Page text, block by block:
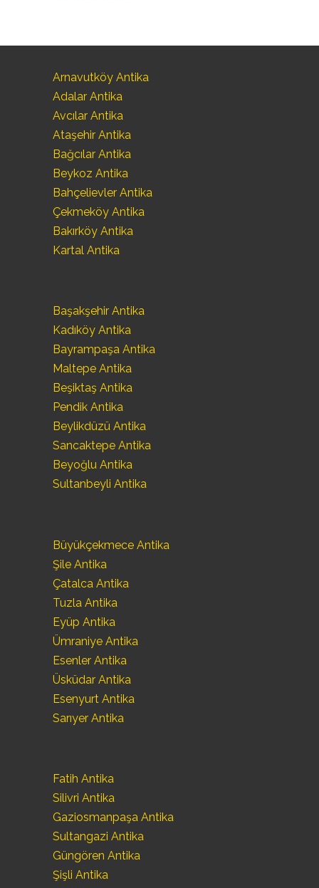
Arnavutköy Antika
Adalar Antika
Avcılar Antika
Ataşehir Antika
Bağcılar Antika
Beykoz Antika
Bahçelievler Antika
Çekmeköy Antika
Bakırköy Antika
Kartal Antika
Başakşehir Antika
Kadıköy Antika
Bayrampaşa Antika
Maltepe Antika
Beşiktaş Antika
Pendik Antika
Beylikdüzü Antika
Sancaktepe Antika
Beyoğlu Antika
Sultanbeyli Antika
Büyükçekmece Antika
Şile Antika
Çatalca Antika
Tuzla Antika
Eyüp Antika
Ümraniye Antika
Esenler Antika
Üsküdar Antika
Esenyurt Antika
Sarıyer Antika
Fatih Antika
Silivri Antika
Gaziosmanpaşa Antika
Sultangazi Antika
Güngören Antika
Şişli Antika